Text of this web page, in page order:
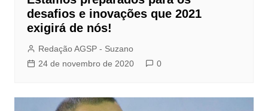
desafios e inovações que 2021
exigirá de nós!
Redação AGSP - Suzano
24 de novembro de 2020
0